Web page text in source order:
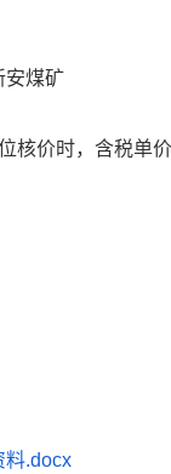
安煤矿
核价时，含税单
料.docx